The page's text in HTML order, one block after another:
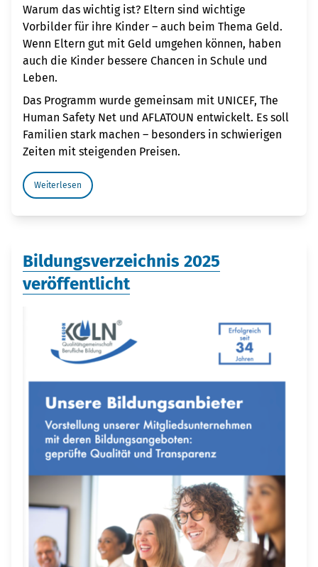
Warum das wichtig ist? Eltern sind wichtige
Vorbilder für ihre Kinder – auch beim Thema Geld.
Wenn Eltern gut mit Geld umgehen können, haben
auch die Kinder bessere Chancen in Schule und
Leben.
Das Programm wurde gemeinsam mit UNICEF, The
Human Safety Net und AFLATOUN entwickelt. Es soll
Familien stark machen – besonders in schwierigen
Zeiten mit steigenden Preisen.
Weiterlesen
Bildungsverzeichnis 2025
veröffentlicht